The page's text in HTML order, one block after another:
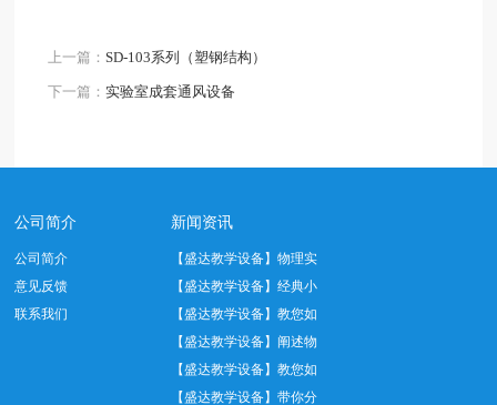
上一篇：SD-103系列（塑钢结构）
下一篇：实验室成套通风设备
公司简介
公司简介
意见反馈
联系我们
新闻资讯
【盛达教学设备】物理实
验中托盘天平正…
【盛达教学设备】经典小
学数学教具——…
【盛达教学设备】教您如
何正确使用温度…
【盛达教学设备】阐述物
理实验室十大管…
【盛达教学设备】教您如
何做好实验室设…
【盛达教学设备】带你分